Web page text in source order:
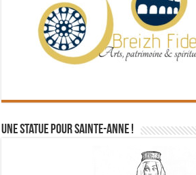
Une statue pour Sainte-Anne !